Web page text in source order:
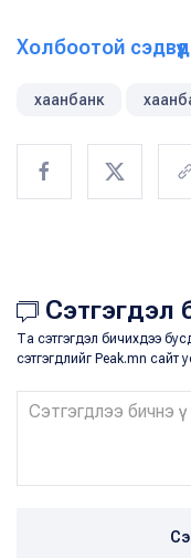
Холбоотой сэдвүүд
хаанбанк
Сэтгэгдэл
Та сэтгэгдэл бичихдээ
сэтгэгдлийг Peak.mn сайт